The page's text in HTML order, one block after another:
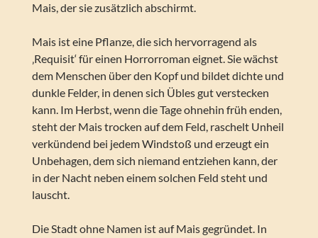
Mais, der sie zusätzlich abschirmt.
Mais ist eine Pflanze, die sich hervorragend als
‚Requisit‘ für einen Horrorroman eignet. Sie wächst
dem Menschen über den Kopf und bildet dichte und
dunkle Felder, in denen sich Übles gut verstecken
kann. Im Herbst, wenn die Tage ohnehin früh enden,
steht der Mais trocken auf dem Feld, raschelt Unheil
verkündend bei jedem Windstoß und erzeugt ein
Unbehagen, dem sich niemand entziehen kann, der
in der Nacht neben einem solchen Feld steht und
lauscht.
Die Stadt ohne Namen ist auf Mais gegründet. In